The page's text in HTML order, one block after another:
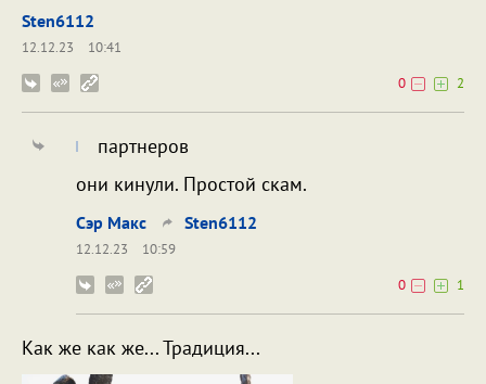
Sten6112
12.12.23
10:41
0
2
партнеров
они кинули. Простой скам.
Сэр Макс Sten6112
12.12.23
10:59
0
1
Как же как же... Традиция...